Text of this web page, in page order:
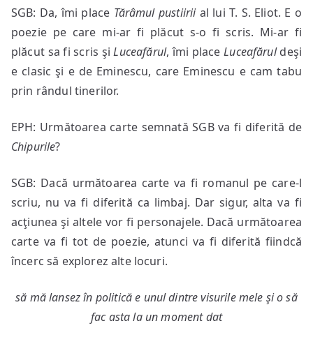
SGB: Da, îmi place Tărâmul pustiiriial lui T. S. Eliot. E o
poezie pe care mi-ar fi plăcut s-o fi scris. Mi-ar fi
plăcut sa fi scris şiLuceafărul, îmi placeLuceafăruldeşi
e clasic şi e de Eminescu, care Eminescu e cam tabu
prin rândul tinerilor.
EPH: Următoarea carte semnată SGB va fi diferită de
Chipurile?
SGB: Dacă următoarea carte va fi romanul pe care-l
scriu, nu va fi diferită ca limbaj. Dar sigur, alta va fi
acţiunea şi altele vor fi personajele. Dacă următoarea
carte va fi tot de poezie, atunci va fi diferită fiindcă
încerc să explorez alte locuri.
să mă lansez în politică e unul dintre visurile mele şi o să
fac asta la un moment dat